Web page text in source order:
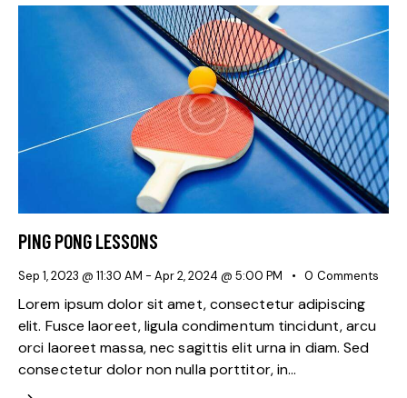
PING PONG LESSONS
Sep 1, 2023 @ 11:30 AM - Apr 2, 2024 @ 5:00 PM 0 Comments
Lorem ipsum dolor sit amet, consectetur adipiscing
elit. Fusce laoreet, ligula condimentum tincidunt, arcu
orci laoreet massa, nec sagittis elit urna in diam. Sed
consectetur dolor non nulla porttitor, in…